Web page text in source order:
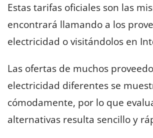
Estas tarifas oficiales son las
encontrará llamando a los
electricidad o visitándolos en
Las ofertas de muchos
electricidad diferentes se
cómodamente, por lo que
alternativas resulta sencillo y